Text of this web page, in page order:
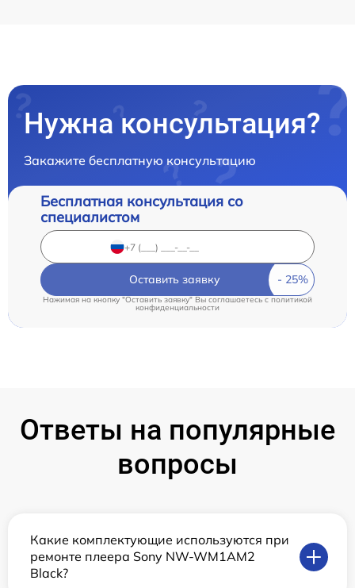
Нужна консультация?
Закажите бесплатную консультацию
Бесплатная консультация со
специалистом
Оставить заявку
Нажимая на кнопку "Оставить заявку" Вы соглашаетесь c политикой
конфиденциальности
Ответы на популярные
вопросы
Какие комплектующие используются при
ремонте плеера Sony NW-WM1AM2
Black?